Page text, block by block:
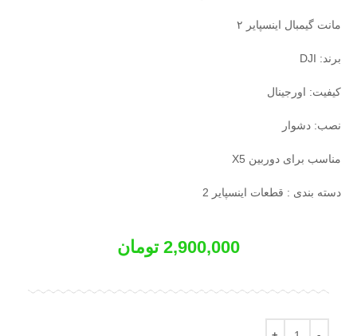
مانت گیمبال اینسپایر ۲
برند: DJI
کیفیت: اورجینال
نصب: دشوار
مناسب برای دوربین X5
دسته بندی : قطعات اینسپایر 2
2,900,000 تومان